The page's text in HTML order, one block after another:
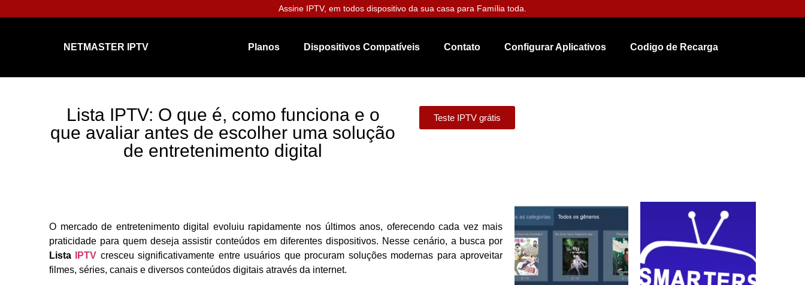
Assine IPTV, em todos dispositivo da sua casa para Família toda.
NETMASTER IPTV Planos Dispositivos Compatíveis Contato Configurar Aplicativos Codigo de Recarga
Lista IPTV: O que é, como funciona e o
que avaliar antes de escolher uma solução
de entretenimento digital
Teste IPTV grátis
O mercado de entretenimento digital evoluiu rapidamente nos últimos anos, oferecendo cada vez mais
praticidade para quem deseja assistir conteúdos em diferentes dispositivos. Nesse cenário, a busca por
Lista
IPTV cresceu significativamente entre usuários que procuram soluções modernas para aproveitar
filmes, séries, canais e diversos conteúdos digitais através da internet.